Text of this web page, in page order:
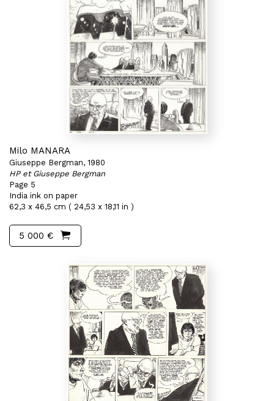
Milo MANARA
Giuseppe Bergman, 1980
HP et Giuseppe Bergman
Page 5
India ink on paper
62,3 x 46,5 cm ( 24,53 x 18,11 in )
5 000 €